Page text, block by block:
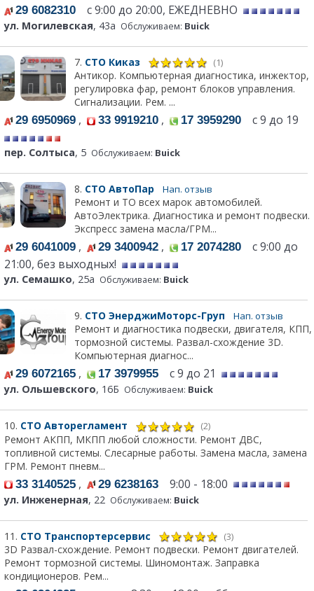
29 6082310 с 9:00 до 20:00, ЕЖЕДНЕВНО
ул. Могилевская, 43а Обслуживаем: Buick
7. СТО Киказ (1)
Антикор. Компьютерная диагностика, инжектор,
регулировка фар, ремонт блоков управления.
Сигнализации. Рем. ...
29 6950969 , 33 9919210 , 17 3959290 с 9 до 19
пер. Солтыса, 5 Обслуживаем: Buick
8. СТО АвтоПар Нап. отзыв
Ремонт и ТО всех марок автомобилей.
АвтоЭлектрика. Диагностика и ремонт подвески.
Экспресс замена масла/ГРМ...
29 6041009 , 29 3400942 , 17 2074280 с 9:00 до
21:00, без выходных!
ул. Семашко, 25а Обслуживаем: Buick
9. СТО ЭнерджиМоторс-Груп Нап. отзыв
Ремонт и диагностика подвески, двигателя, КПП,
тормозной системы. Развал-схождение 3D.
Компьютерная диагнос...
29 6072165 , 17 3979955 с 9 до 21
ул. Ольшевского, 16Б Обслуживаем: Buick
10. СТО Авторегламент (2)
Ремонт АКПП, МКПП любой сложности. Ремонт ДВС,
топливной системы. Слесарные работы. Замена масла, замена
ГРМ. Ремонт пневм...
33 3140525 , 29 6238163 9:00 - 18:00
ул. Инженерная, 22 Обслуживаем: Buick
11. СТО Транспортерсервис (3)
3D Развал-схождение. Ремонт подвески. Ремонт двигателей.
Ремонт тормозной системы. Шиномонтаж. Заправка
кондиционеров. Рем...